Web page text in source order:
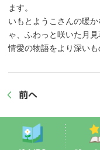
ます。
いもとようこさんの暖
ゃ、ふわっと咲いた月
情愛の物語をより深いも
前へ